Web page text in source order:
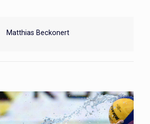
Matthias Beckonert